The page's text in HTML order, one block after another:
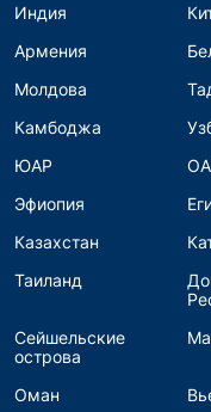
Индия
Армения
Молдова
Камбоджа
ЮАР
Эфиопия
Казахстан
Таиланд
Сейшельские
острова
Оман